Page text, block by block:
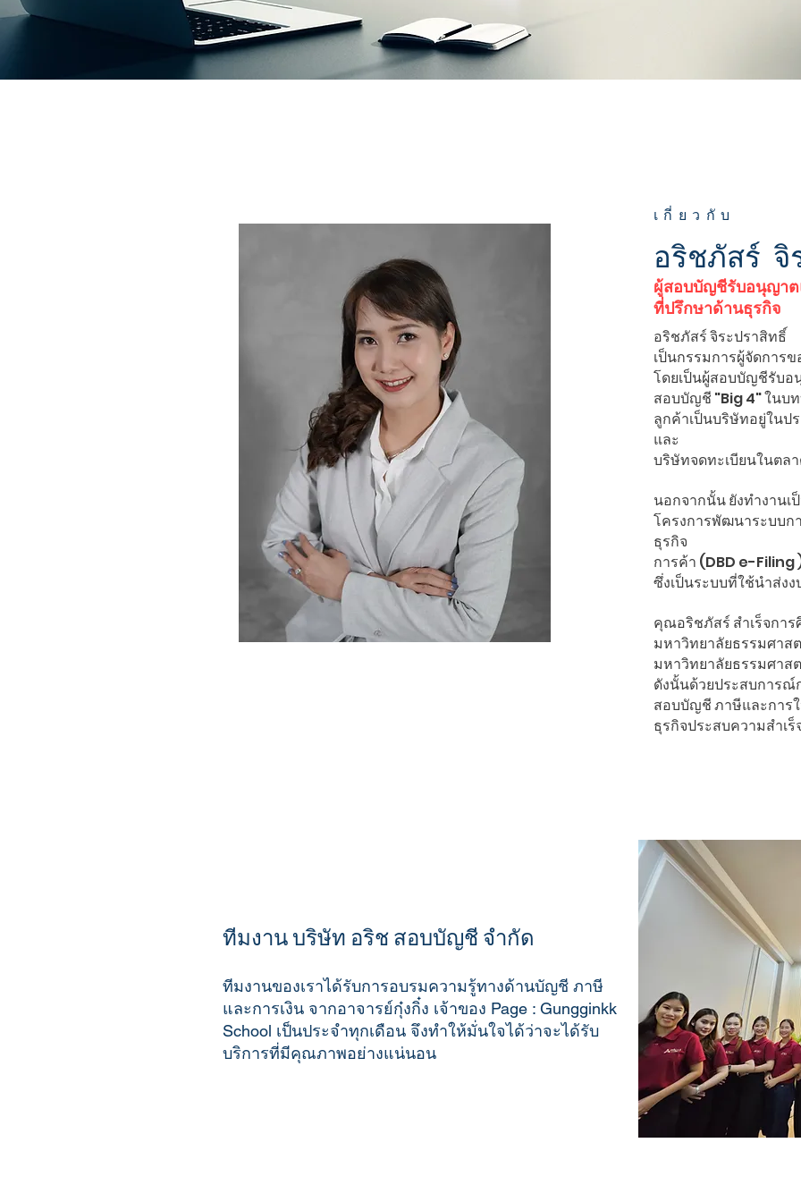
เกี่ยวกับ
อริชภัสร์ จิ
ผู้สอบบัญชีรับอนุญา
ที่ปรึกษาด้านธุรกิจ
อริชภัสร์ จิระปราสิทธิ์
เป็นกรรมการผู้จัดการ
โดยเป็นผู้สอบบัญชีรับ
สอบบัญชี "Big 4" ในบ
ลูกค้าเป็นบริษัทอยู่ในป
และ
บริษัทจดทะเบียนในตล
นอกจากนั้น ยังทำงาน
โครงการพัฒนาระบบก
ธุรกิจ
การค้า (DBD e-Filing
ซึ่งเป็นระบบที่ใช้นำส่งง
คุณอริชภัสร์ สำเร็จกา
มหาวิทยาลัยธรรมศา
มหาวิทยาลัยธรรมศาส
ดังนั้นด้วยประสบการณ์
สอบบัญชี ภาษีและการ
ธุรกิจประสบความสำเ
ทีมงาน บริษัท อริช สอบบัญชี จำกัด
ทีมงานของเราได้รับการอบรมความรู้ทางด้านบัญชี ภาษี
และการเงิน จากอาจารย์กุ๋งกิ๋ง เจ้าของ Page : Gungginkk
School เป็นประจำทุกเดือน จึงทำให้มั่นใจได้ว่าจะได้รับ
บริการที่มีคุณภาพอย่างแน่นอน